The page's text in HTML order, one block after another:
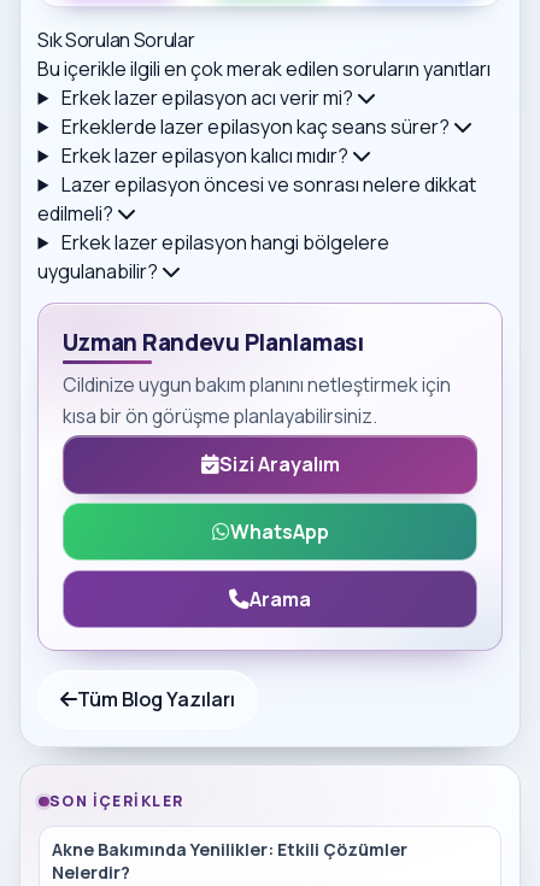
Sık Sorulan Sorular
Bu içerikle ilgili en çok merak edilen soruların yanıtları
Erkek lazer epilasyon acı verir mi?
Erkeklerde lazer epilasyon kaç seans sürer?
Erkek lazer epilasyon kalıcı mıdır?
Lazer epilasyon öncesi ve sonrası nelere dikkat
edilmeli?
Erkek lazer epilasyon hangi bölgelere
uygulanabilir?
Uzman Randevu Planlaması
Cildinize uygun bakım planını netleştirmek için
kısa bir ön görüşme planlayabilirsiniz.
Sizi Arayalım
WhatsApp
Arama
Tüm Blog Yazıları
SON İÇERIKLER
Akne Bakımında Yenilikler: Etkili Çözümler
Nelerdir?